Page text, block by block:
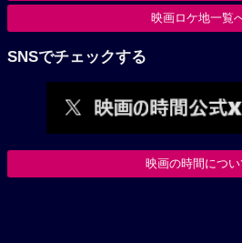
映画ロケ地一覧
SNSでチェックする
映画の時間につい